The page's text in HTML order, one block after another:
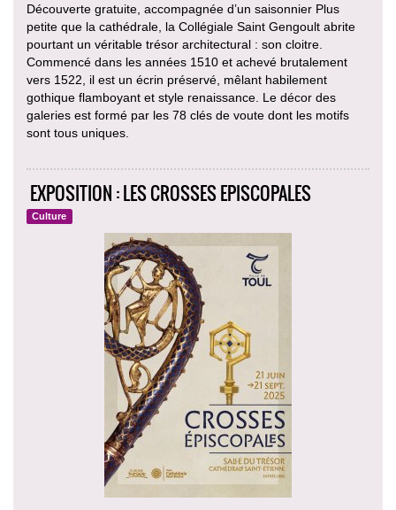
Découverte gratuite, accompagnée d’un saisonnier Plus
petite que la cathédrale, la Collégiale Saint Gengoult abrite
pourtant un véritable trésor architectural : son cloitre.
Commencé dans les années 1510 et achevé brutalement
vers 1522, il est un écrin préservé, mêlant habilement
gothique flamboyant et style renaissance. Le décor des
galeries est formé par les 78 clés de voute dont les motifs
sont tous uniques.
EXPOSITION : LES CROSSES EPISCOPALES
Culture